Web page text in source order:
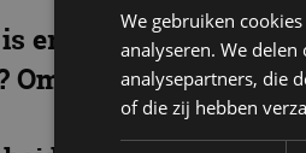
is er nu ook als
daarachter te
We gebruiken
analyseren. We
analysepartners, die
of die zij hebben